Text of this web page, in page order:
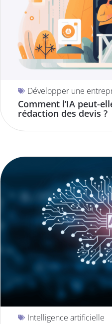
Développer une
Comment l’IA peut-
rédaction des devis ?
Intelligence artificielle